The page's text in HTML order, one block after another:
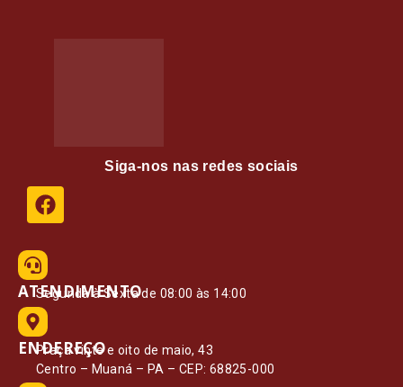
Siga-nos nas redes sociais
ATENDIMENTO
Segunda à Sexta de 08:00 às 14:00
ENDEREÇO
Praça vinte e oito de maio, 43
Centro – Muaná – PA – CEP: 68825-000